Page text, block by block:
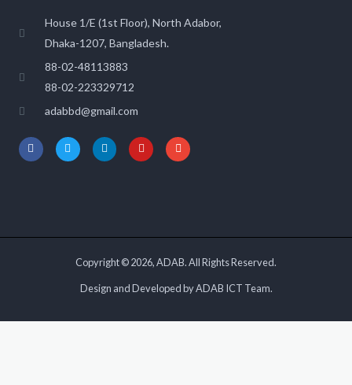
House 1/E (1st Floor), North Adabor,
Dhaka-1207, Bangladesh.
88-02-48113883
88-02-223329712
adabbd@gmail.com
Copyright © 2026, ADAB. All Rights Reserved.
Design and Developed by ADAB ICT Team.